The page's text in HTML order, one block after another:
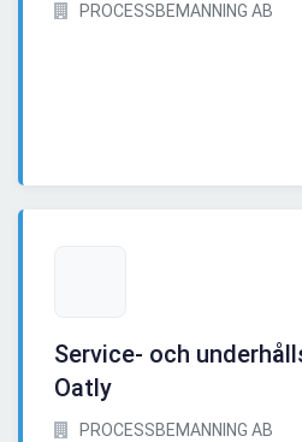
PROCESSBEMANNING AB
Service- och
Oatly
PROCESSBEMANNING AB